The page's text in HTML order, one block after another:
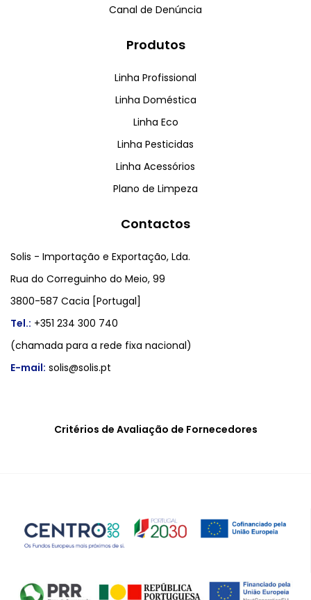
Canal de Denúncia
Produtos
Linha Profissional
Linha Doméstica
Linha Eco
Linha Pesticidas
Linha Acessórios
Plano de Limpeza
Contactos
Solis - Importação e Exportação, Lda.
Rua do Correguinho do Meio, 99
3800-587 Cacia [Portugal]
Tel.: +351 234 300 740
(chamada para a rede fixa nacional)
E-mail: solis@solis.pt
Critérios de Avaliação de Fornecedores